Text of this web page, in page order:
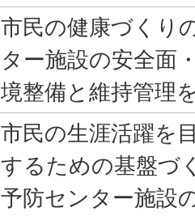
市民の健康づくり
ター施設の安全面
境整備と維持管理
市民の生涯活躍を
するための基盤づ
予防センター施設